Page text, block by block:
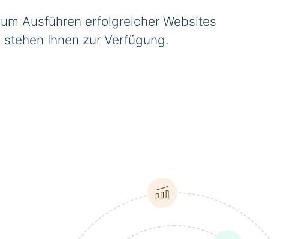
Ausführen erfolgreicher Websites
Ihnen zur Verfügung.